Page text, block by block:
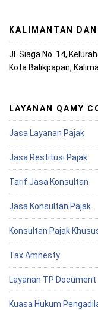
KALIMANTAN
Jl. Siaga No. 14,
Kota Balikpapan,
LAYANAN QAMY
Jasa Layanan Pajak
Jasa Restitusi Pajak
Tarif Jasa Konsultan
Jasa Konsultan Pajak
Konsultan Pajak
Tax Amnesty
Layanan TP Document
Kuasa Hukum